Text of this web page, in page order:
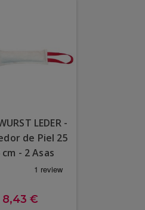
LEDER -
de Piel 25
- 2 Asas
8,43 €